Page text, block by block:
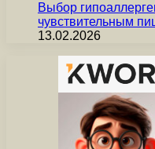
Выбор
чувствительным
13.02.2026